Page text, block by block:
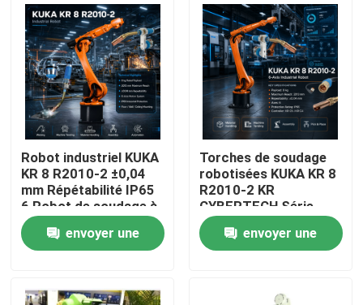
À la maison
Produits
Vidéos
Robot industriel KUKA
KR 8 R2010-2 ±0,04
mm Répétabilité IP65
6 Robot de soudage à
arc à axe et armoire
de commande KR C4
KR C5 KR C5-2
envoyer une
Torches de soudage
robotisées KUKA KR 8
R2010-2 KR
CYBERTECH Série
Charge utile 8 kg
Portée 2013 mm
Robot industriel 6
envoyer une